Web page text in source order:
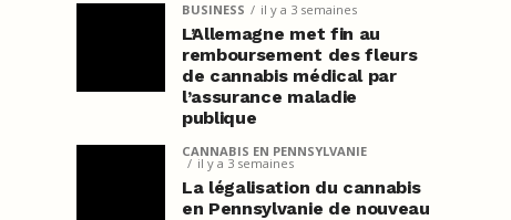
BUSINESS il y a 3 semaines
L’Allemagne met fin au
remboursement des fleurs
de cannabis médical par
l’assurance maladie
publique
CANNABIS EN PENNSYLVANIE
il y a 3 semaines
La légalisation du cannabis
en Pennsylvanie de nouveau